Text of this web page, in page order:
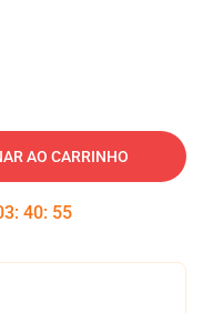
AO CARRINHO
: 40: 54